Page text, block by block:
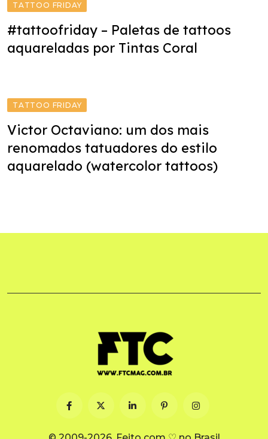
TATTOO FRIDAY
#tattoofriday – Paletas de tattoos
aquareladas por Tintas Coral
TATTOO FRIDAY
Victor Octaviano: um dos mais
renomados tatuadores do estilo
aquarelado (watercolor tattoos)